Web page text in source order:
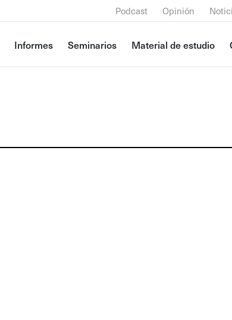
Podcast Opinión
Informes Seminarios Material de estudio